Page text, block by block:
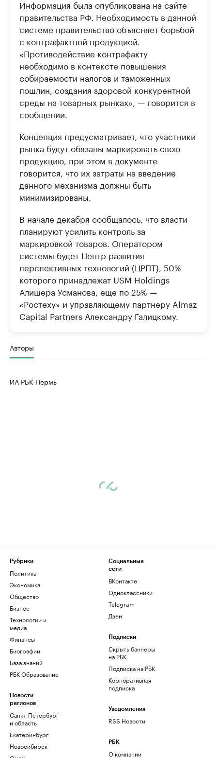
Информация была опубликована на сайте
правительства РФ. Необходимость в данной
системе правительство объясняет борьбой
с контрафактной продукцией.
«Противодействие контрафакту
необходимо в контексте повышения
собираемости налогов и таможенных
пошлин, создания здоровой конкурентной
среды на товарных рынках», — говорится в
сообщении.
Концепция предусматривает, что участники
рынка будут обязаны маркировать свою
продукцию, при этом в документе
говорится, что их затраты на введение
данного механизма должны быть
минимизированы.
В начале декабря сообщалось, что власти
планируют усилить контроль за
маркировкой товаров. Оператором
системы будет Центр развития
перспективных технологий (ЦРПТ), 50%
которого принадлежат USM Holdings
Алишера Усманова, еще по 25% —
«Ростеху» и управляющему партнеру Almaz
Capital Partners Александру Галицкому.
Авторы
ИА РБК-Пермь
Рубрики
Политика
Экономика
Общество
Бизнес
Технологии и
медиа
Финансы
Биографии
База знаний
РБК Образование
Новости
регионов
Санкт-Петербург
и область
Екатеринбург
Новосибирск
Социальные
сети
ВКонтакте
Одноклассники
Telegram
Дзен
Подписки
Скрыть баннеры
на РБК
Подписка на РБК
Корпоративная
подписка
Уведомления
RSS Новости
РБК
О компании